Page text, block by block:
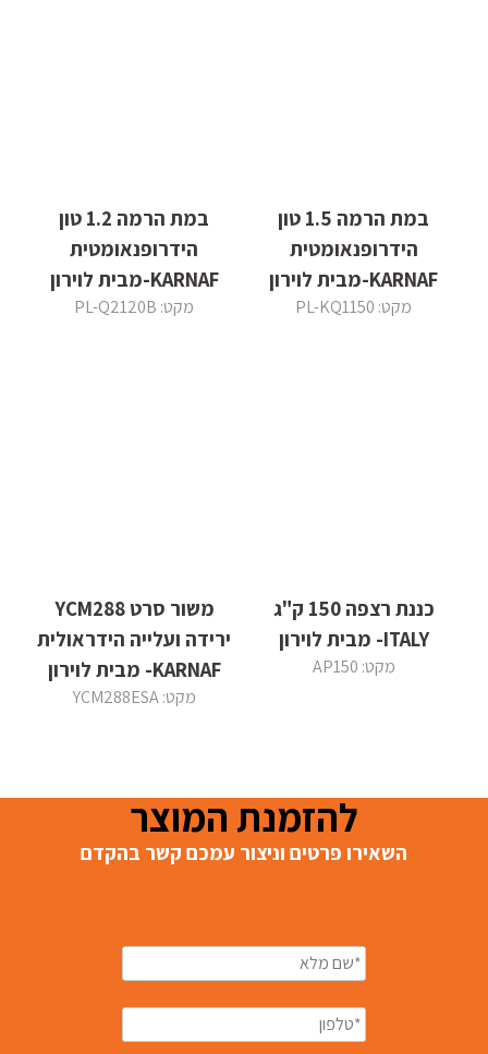
במת הרמה 1.5 טון
הידרופנאומטית
KARNAF-מבית לוירון
מקט: PL-KQ1150
במת הרמה 1.2 טון
הידרופנאומטית
KARNAF-מבית לוירון
מקט: PL-Q2120B
כננת רצפה 150 ק"ג
ITALY- מבית לוירון
מקט: AP150
משור סרט YCM288
ירידה ועלייה הידראולית
KARNAF- מבית לוירון
מקט: YCM288ESA
להזמנת המוצר
השאירו פרטים וניצור עמכם קשר בהקדם